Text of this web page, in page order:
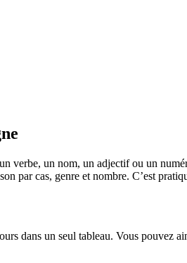
verbe, un nom, un adjectif ou un
par cas, genre et nombre. C’est
dans un seul tableau. Vous pouvez